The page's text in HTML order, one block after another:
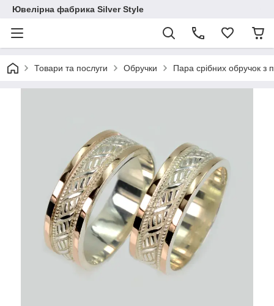
Ювелірна фабрика Silver Style
Товари та послуги Обручки Пара срібних обручок з